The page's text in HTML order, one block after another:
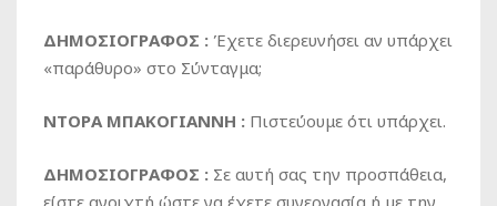
ΔΗΜΟΣΙΟΓΡΑΦΟΣ : Έχετε διερευνήσει αν υπάρχει
«παράθυρο» στο Σύνταγμα;
ΝΤΟΡΑ ΜΠΑΚΟΓΙΑΝΝΗ : Πιστεύουμε ότι υπάρχει.
ΔΗΜΟΣΙΟΓΡΑΦΟΣ : Σε αυτή σας την προσπάθεια,